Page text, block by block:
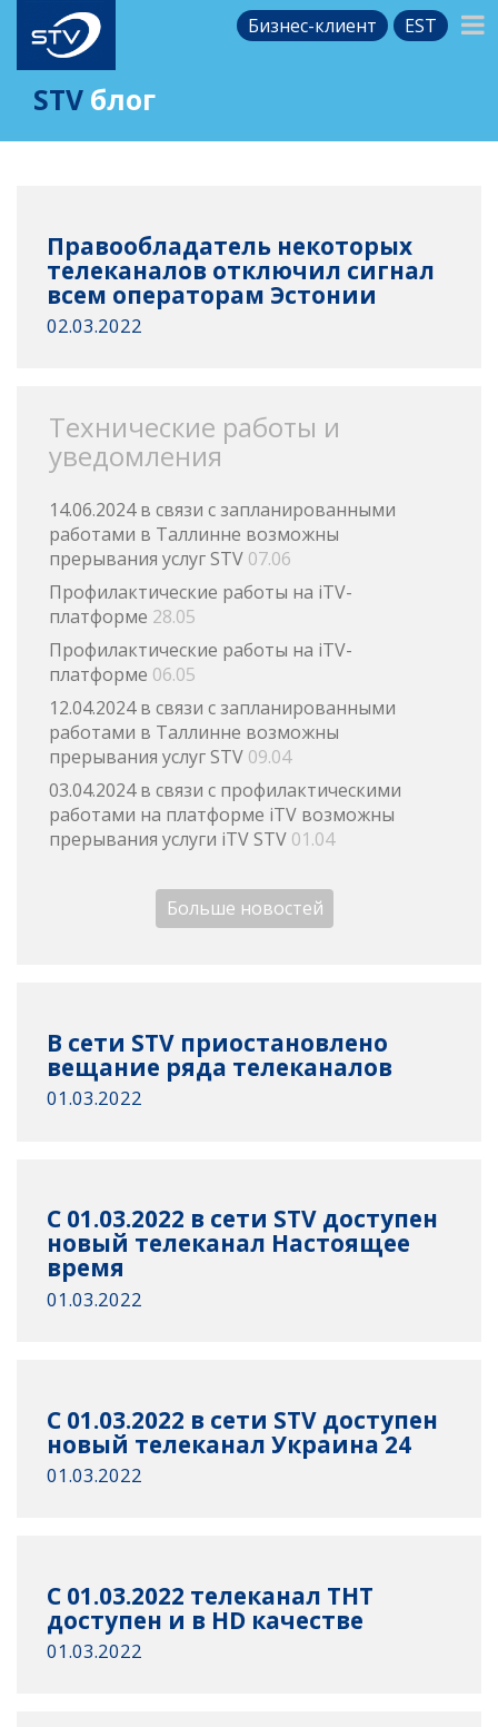
Бизнес-клиент EST
STV блог
Правообладатель некоторых
телеканалов отключил сигнал
всем операторам Эстонии
02.03.2022
Технические работы и
уведомления
14.06.2024 в связи с запланированными
работами в Таллинне возможны
прерывания услуг STV 07.06
Профилактические работы на iTV-
платформе 28.05
Профилактические работы на iTV-
платформе 06.05
12.04.2024 в связи с запланированными
работами в Таллинне возможны
прерывания услуг STV 09.04
03.04.2024 в связи с профилактическими
работами на платформе iTV возможны
прерывания услуги iTV STV 01.04
Больше новостей
В сети STV приостановлено
вещание ряда телеканалов
01.03.2022
С 01.03.2022 в сети STV доступен
новый телеканал Настоящее
время
01.03.2022
С 01.03.2022 в сети STV доступен
новый телеканал Украина 24
01.03.2022
С 01.03.2022 телеканал TНT
доступен и в HD качествe
01.03.2022